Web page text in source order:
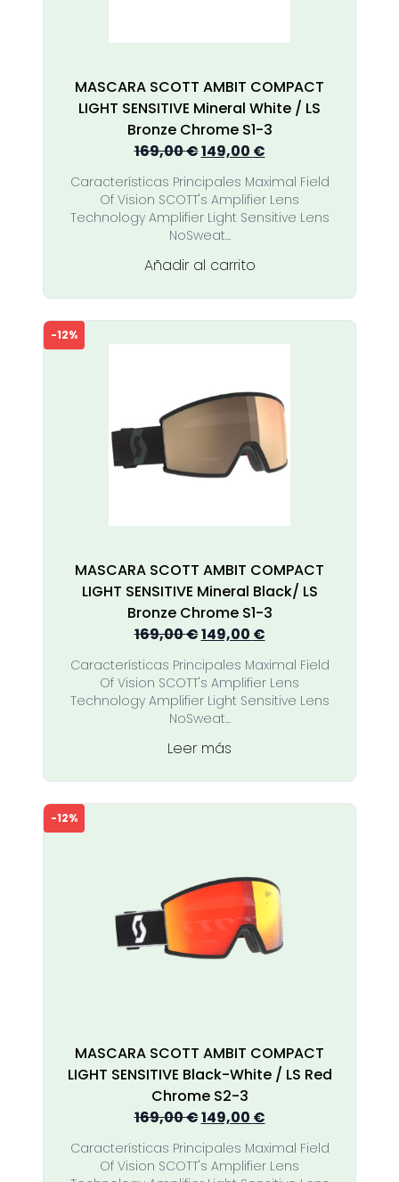
MASCARA SCOTT AMBIT COMPACT
LIGHT SENSITIVE Mineral White / LS
Bronze Chrome S1-3
169,00€El
precio
original
era:
169,00 €.
149,00 €El
precio
actual
es:
Características Principales Maximal Field
Of Vision SCOTT's Amplifier Lens
Technology Amplifier Light Sensitive Lens
NoSweat...
Añadir al carrito
-12%
MASCARA SCOTT AMBIT COMPACT
LIGHT SENSITIVE Mineral Black/ LS
Bronze Chrome S1-3
169,00€El
precio
original
era:
169,00 €.
149,00 €El
precio
actual
es:
Características Principales Maximal Field
Of Vision SCOTT's Amplifier Lens
Technology Amplifier Light Sensitive Lens
NoSweat...
Leer más
-12%
MASCARA SCOTT AMBIT COMPACT
LIGHT SENSITIVE Black-White / LS Red
Chrome S2-3
169,00€El
precio
original
149,00 €El
precio
actual
Características Principales Maximal Field
Of Vision SCOTT's Amplifier Lens